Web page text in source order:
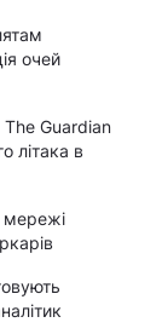
очей
The Guardian
літака в
мережі